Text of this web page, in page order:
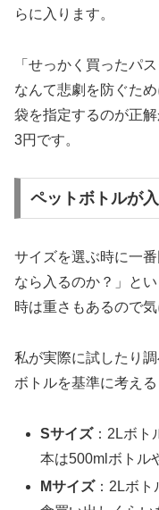
らに入ります。
「せっかく買ったパ
なんて悲劇を防ぐた
袋を指定するのが正
3円です。
ペットボトルが
サイズを選ぶ時に一
なら入るのか？」と
時は重さもあるので気
私が実際に試したり
ボトルを基準に考え
Sサイズ：2Lボト
本は500mlボトル
Mサイズ：2Lボト